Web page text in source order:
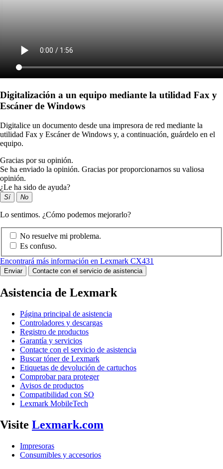
Digitalización a un equipo mediante la utilidad Fax y
Escáner de Windows
Digitalice un documento desde una impresora de red mediante la
utilidad Fax y Escáner de Windows y, a continuación, guárdelo en el
equipo.
Gracias por su opinión.
Se ha enviado la opinión. Gracias por proporcionarnos su valiosa
opinión.
¿Le ha sido de ayuda?
Sí No
Lo sentimos. ¿Cómo podemos mejorarlo?
No resuelve mi problema.
Es confuso.
Encontrará más información en Lexmark CX431
Enviar Contacte con el servicio de asistencia
Asistencia de Lexmark
Página principal de asistencia
Controladores y descargas
Registro de productos
Garantía y servicios
Contacte con el servicio de asistencia
Buscar tóner de Lexmark
Etiquetas de devolución de cartuchos
Comprobar para proteger
Avisos de productos
Compatibilidad con SO
Lexmark MobileTech
Visite Lexmark.com
Impresoras
Consumibles y accesorios